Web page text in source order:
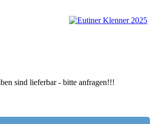
sind lieferbar - bitte anfragen!!!